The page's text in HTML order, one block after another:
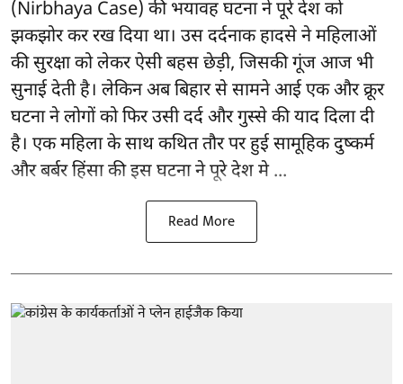
(Nirbhaya Case) की भयावह घटना ने पूरे देश को
झकझोर कर रख दिया था। उस दर्दनाक हादसे ने महिलाओं
की सुरक्षा को लेकर ऐसी बहस छेड़ी, जिसकी गूंज आज भी
सुनाई देती है। लेकिन अब बिहार से सामने आई एक और क्रूर
घटना ने लोगों को फिर उसी दर्द और गुस्से की याद दिला दी
है। एक महिला के साथ कथित तौर पर हुई सामूहिक दुष्कर्म
और बर्बर हिंसा की इस घटना ने पूरे देश मे ...
Read More